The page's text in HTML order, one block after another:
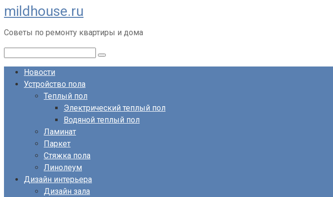
Перейти
к
контенту
mildhouse.ru
Советы по ремонту квартиры и дома
Новости
Устройство пола
Теплый пол
Электрический теплый пол
Водяной теплый пол
Ламинат
Паркет
Стяжка пола
Линолеум
Дизайн интерьера
Дизайн зала